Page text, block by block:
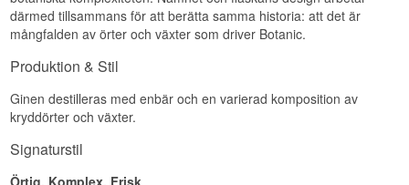
därmed tillsammans för att berätta samma historia: att det är
mångfalden av örter och växter som driver Botanic.
Produktion & Stil
Ginen destilleras med enbär och en varierad komposition av
kryddörter och växter.
Signaturstil